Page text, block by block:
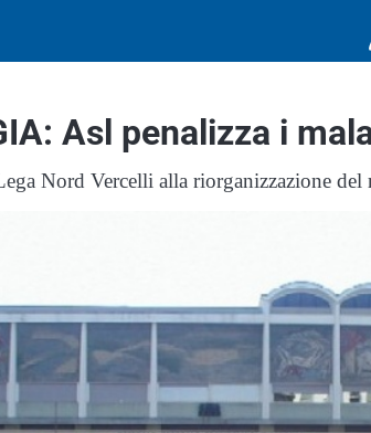
Asl penalizza i
Nord Vercelli alla riorganizzazione del